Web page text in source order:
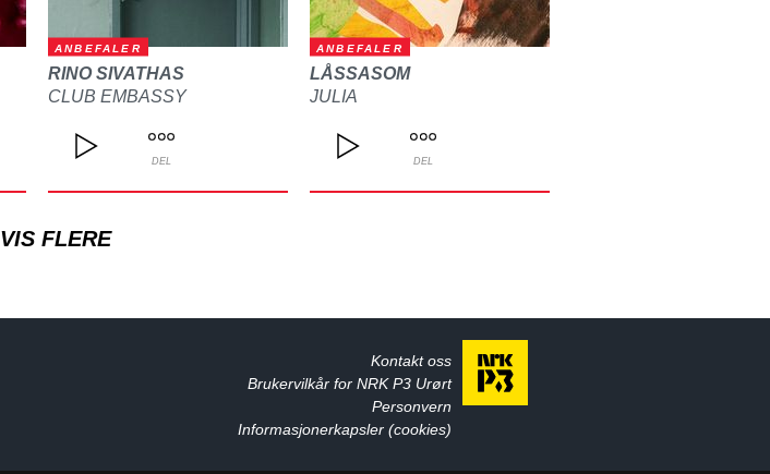
ANBEFALER
RINO SIVATHAS
CLUB EMBASSY
DEL
ANBEFALER
LÅSSASOM
JULIA
DEL
VIS FLERE
Kontakt oss
Brukervilkår for NRK P3 Urørt
Personvern
Informasjonerkapsler (cookies)